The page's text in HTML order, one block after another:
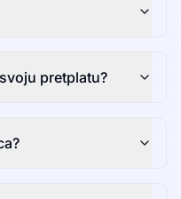
pretplatu?